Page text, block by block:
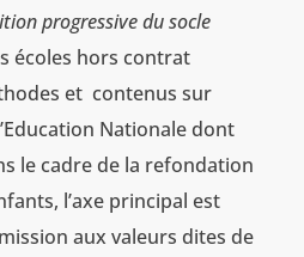
progressive du socle
écoles hors contrat
et contenus sur
Nationale dont
le cadre de la refondation
l’axe principal est
aux valeurs dites de